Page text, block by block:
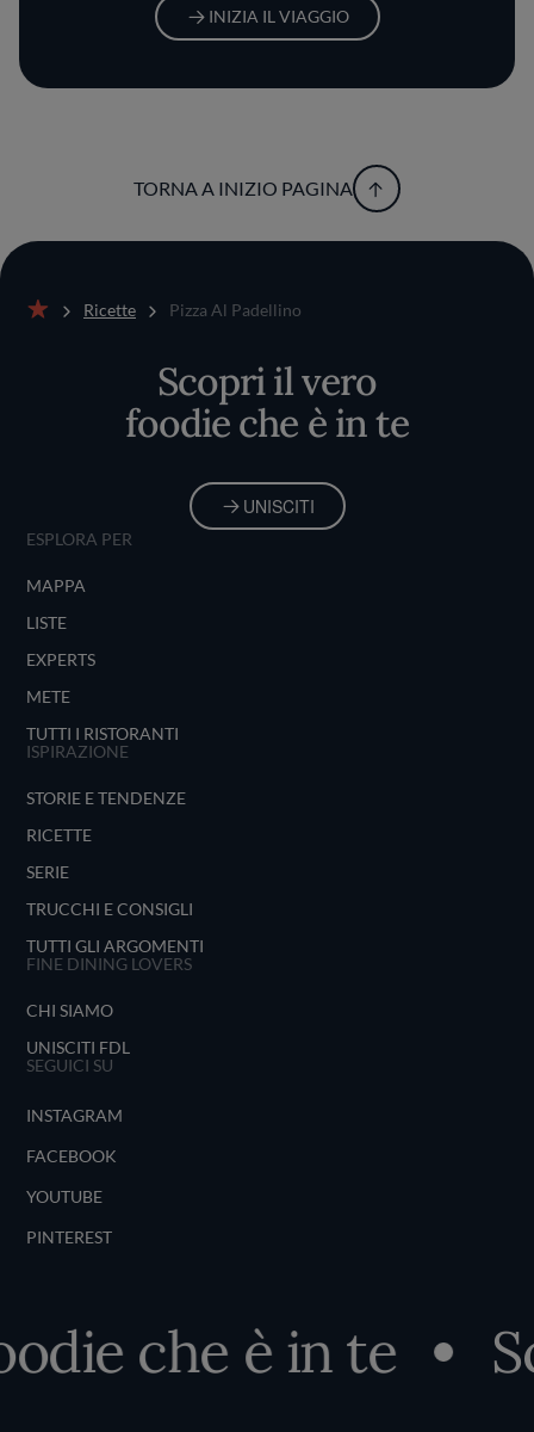
INIZIA IL VIAGGIO
TORNA A INIZIO PAGINA
Ricette Pizza Al Padellino
Scopri il vero
foodie che è in te
UNISCITI
ESPLORA PER
MAPPA
LISTE
EXPERTS
METE
TUTTI I RISTORANTI
ISPIRAZIONE
STORIE E TENDENZE
RICETTE
SERIE
TRUCCHI E CONSIGLI
TUTTI GLI ARGOMENTI
FINE DINING LOVERS
CHI SIAMO
UNISCITI FDL
SEGUICI SU
INSTAGRAM
FACEBOOK
YOUTUBE
PINTEREST
che è in te